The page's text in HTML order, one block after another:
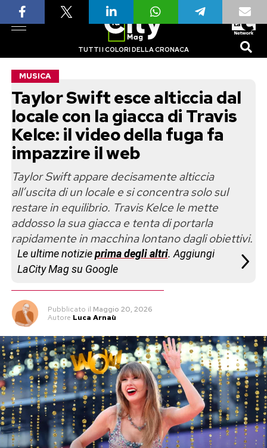
TUTTI I COLORI DELLA CRONACA
MUSICA
Taylor Swift esce alticcia dal
locale con la giacca di Travis
Kelce: il video della fuga fa
impazzire il web
Taylor Swift appare decisamente alticcia
all’uscita di un locale e si concentra solo sul
restare in equilibrio. Travis Kelce le mette
addosso la sua giacca e tenta di portarla
rapidamente in macchina lontano dagli obiettivi.
Le ultime notizieprima degli altri. Aggiungi
LaCity Mag su Google
Pubblicato il Maggio 20, 2026
Autore Luca Arnaù